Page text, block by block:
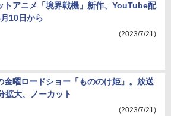
トアニメ「境界戦機」新作、YouTube配
10日から
(2023/7/21)
金曜ロードショー「もののけ姫」。放送
拡大、ノーカット
(2023/7/21)